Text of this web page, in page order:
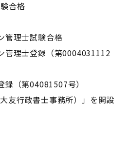
合格
理士試験合格
理士登録（第0004031112
（第04081507号）
大友行政書士事務所）」を開設